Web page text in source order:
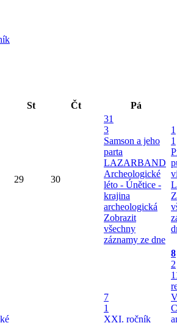
St Čt Pá
29 30
31
3
Samson a jeho
parta
LAZARBAND
Archeologické
léto - Únětice -
krajina
archeologická
Zobrazit
všechny
záznamy ze dne
1
1
7
1
XXI. ročník
8
2